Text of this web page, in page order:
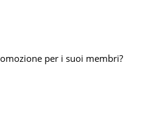
per i suoi membri?